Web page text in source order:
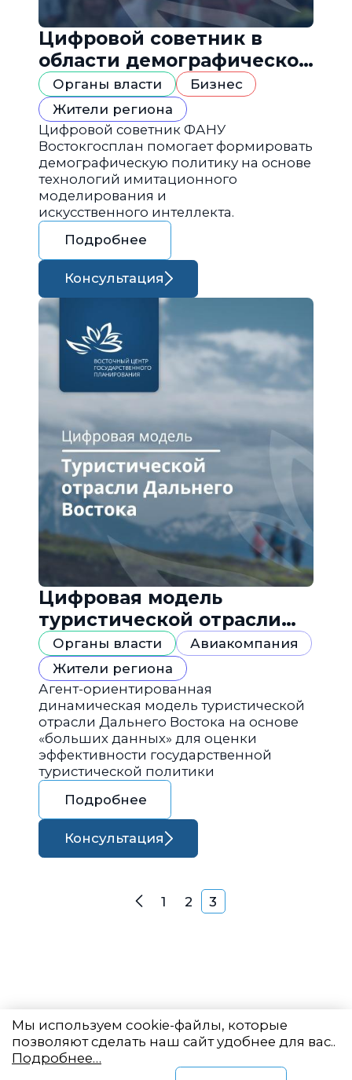
Цифровой советник в
области демографической
политики
Органы власти
Бизнес
Жители региона
Цифровой советник ФАНУ
Востокгосплан помогает формировать
демографическую политику на основе
технологий имитационного
моделирования и
искусственного интеллекта.
Подробнее
Консультация
Цифровая модель
туристической отрасли
Дальнего Востока
Органы власти
Авиакомпания
Жители региона
Агент-ориентированная
динамическая модель туристической
отрасли Дальнего Востока на основе
«больших данных» для оценки
эффективности государственной
туристической политики
Подробнее
Консультация
Навигация по
Назад
1 2 3
Мы используем cookie-файлы, которые
позволяют сделать наш сайт удобнее для вас..
Подробнее…